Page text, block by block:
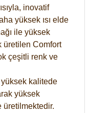
inovatif
yüksek ısı elde
ile yüksek
üretilen Comfort
çeşitli renk ve
kalitede
yüksek